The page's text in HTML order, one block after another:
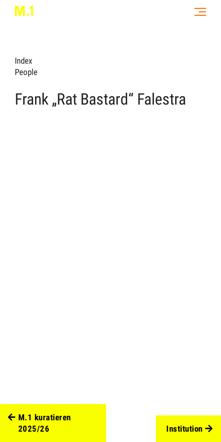
Index
People
Frank „Rat Bastard“ Falestra
M.1 kuratieren
2025/26
Institution